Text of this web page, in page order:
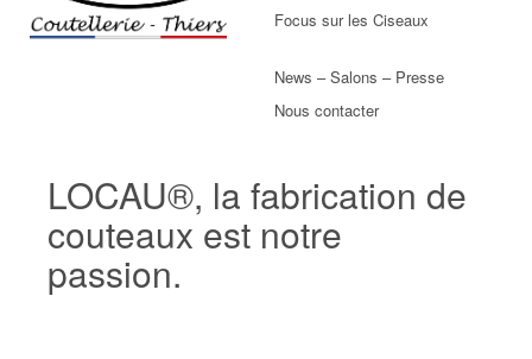
Focus sur les Ciseaux
News – Salons – Presse
Nous contacter
LOCAU®, la fabrication de
couteaux est notre
passion.